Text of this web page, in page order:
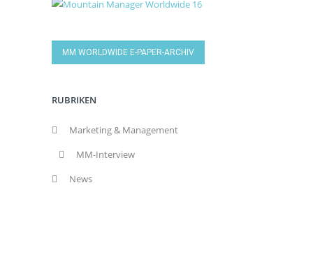
MM WORLDWIDE E-PAPER-ARCHIV
RUBRIKEN
Marketing & Management
MM-Interview
News